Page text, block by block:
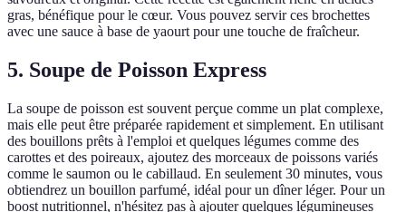
gras, bénéfique pour le cœur. Vous pouvez servir ces brochettes
avec une sauce à base de yaourt pour une touche de fraîcheur.
5. Soupe de Poisson Express
La soupe de poisson est souvent perçue comme un plat complexe,
mais elle peut être préparée rapidement et simplement. En utilisant
des bouillons prêts à l'emploi et quelques légumes comme des
carottes et des poireaux, ajoutez des morceaux de poissons variés
comme le saumon ou le cabillaud. En seulement 30 minutes, vous
obtiendrez un bouillon parfumé, idéal pour un dîner léger. Pour un
boost nutritionnel, n'hésitez pas à ajouter quelques légumineuses